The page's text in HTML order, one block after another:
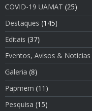
COVID-19 UAMAT (25)
Destaques (145)
Editais (37)
Eventos, Avisos & Notí­cias
Galeria (8)
Papmem (11)
Pesquisa (15)